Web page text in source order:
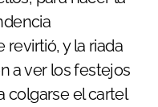
y la riada
a ver los festejos
colgarse el cartel